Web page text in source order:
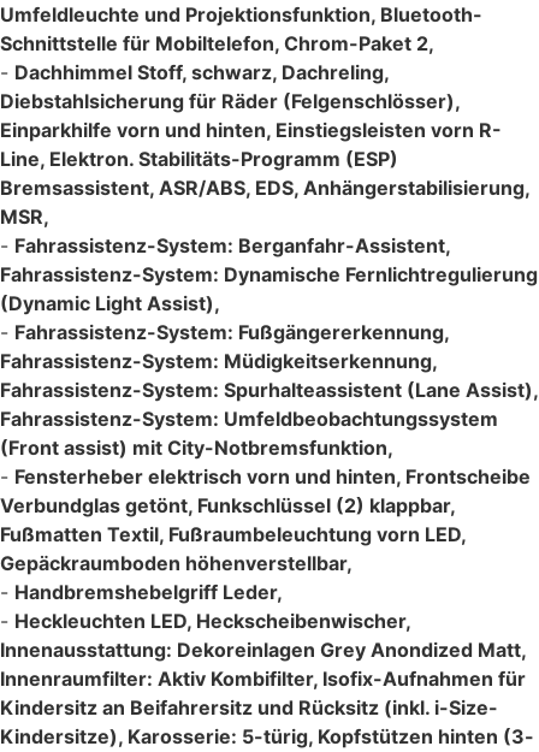
Umfeldleuchte und Projektionsfunktion, Bluetooth-
Schnittstelle für Mobiltelefon, Chrom-Paket 2,
- Dachhimmel Stoff, schwarz, Dachreling,
Diebstahlsicherung für Räder (Felgenschlösser),
Einparkhilfe vorn und hinten, Einstiegsleisten vorn R-
Line, Elektron. Stabilitäts-Programm (ESP)
Bremsassistent, ASR/ABS, EDS, Anhängerstabilisierung,
MSR,
- Fahrassistenz-System: Berganfahr-Assistent,
Fahrassistenz-System: Dynamische Fernlichtregulierung
(Dynamic Light Assist),
- Fahrassistenz-System: Fußgängererkennung,
Fahrassistenz-System: Müdigkeitserkennung,
Fahrassistenz-System: Spurhalteassistent (Lane Assist),
Fahrassistenz-System: Umfeldbeobachtungssystem
(Front assist) mit City-Notbremsfunktion,
- Fensterheber elektrisch vorn und hinten, Frontscheibe
Verbundglas getönt, Funkschlüssel (2) klappbar,
Fußmatten Textil, Fußraumbeleuchtung vorn LED,
Gepäckraumboden höhenverstellbar,
- Handbremshebelgriff Leder,
- Heckleuchten LED, Heckscheibenwischer,
Innenausstattung: Dekoreinlagen Grey Anondized Matt,
Innenraumfilter: Aktiv Kombifilter, Isofix-Aufnahmen für
Kindersitz an Beifahrersitz und Rücksitz (inkl. i-Size-
Kindersitze), Karosserie: 5-türig, Kopfstützen hinten (3-